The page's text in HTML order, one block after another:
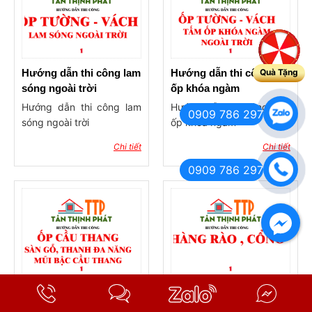
Hướng dẫn thi công lam
sóng ngoài trời
Hướng dẫn thi công lam
sóng ngoài trời
Chi tiết
Hướng dẫn thi công tấm
ốp khóa ngàm
Hướng dẫn thi công tấm
ốp khóa ngàm
Chi tiết
Hướng dẫn thi công bậc
cầu thang ngoài trời
Hướng dẫn thi công
hàng rào, cổng ngỏ
Quà Tặng
0909 786 297
0909 786 297